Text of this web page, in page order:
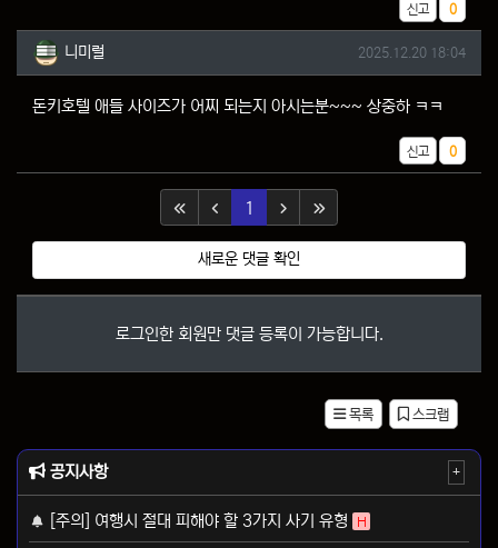
신고 추천
0
니미럴님의 댓글
니미럴 작성일
2025.12.20 18:04
돈키호텔 애들 사이즈가 어찌 되는지 아시는분~~~ 상중하 ㅋㅋ
신고 추천
0
1 (current)
새로운 댓글 확인
로그인한 회원만 댓글 등록이 가능합니다.
목록 스크랩
공지사항 +
[주의] 여행시 절대 피해야 할 3가지 사기 유형 H